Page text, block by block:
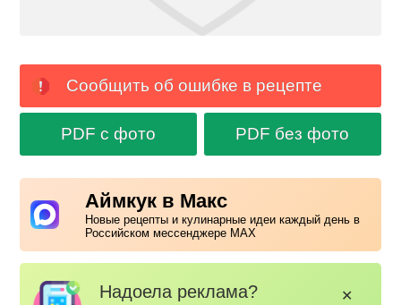
Сообщить об ошибке в рецепте
PDF с фото PDF без фото
Аймкук в Макс
Новые рецепты и кулинарные идеи каждый день в
Российском мессенджере MAX
Надоела реклама? ✕